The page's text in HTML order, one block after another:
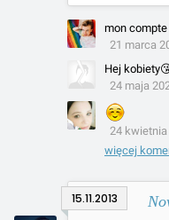
mon
21 marca
Hej
24 maja
24 kwietnia
więcej
15.11.2013